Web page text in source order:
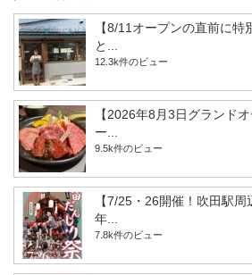
【8/11オープンの直前に
と...
12.3k件のビュー
【2026年8月3日グランド
ー...
9.5k件のビュー
【7/25・26開催！吹田駅
年...
7.8k件のビュー